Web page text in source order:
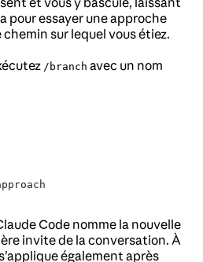
pour essayer une approche
sur lequel vous étiez.
/branch avec un nom
Code nomme la nouvelle
invite de la conversation. À
également après